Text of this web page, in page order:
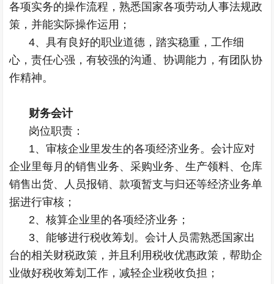
各项实务的操作流程，熟悉国家各项劳动人事法规政
策，并能实际操作运用；
4、具有良好的职业道德，踏实稳重，工作细
心，责任心强，有较强的沟通、协调能力，有团队协
作精神。
财务会计
岗位职责：
1、审核企业里发生的各项经济业务。会计应对
企业里每月的销售业务、采购业务、生产领料、仓库
销售出货、人员报销、款项暂支与归还等经济业务单
据进行审核；
2、核算企业里的各项经济业务；
3、能够进行税收筹划。会计人员需熟悉国家出
台的相关财税政策，并且利用税收优惠政策，帮助企
业做好税收筹划工作，减轻企业税收负担；